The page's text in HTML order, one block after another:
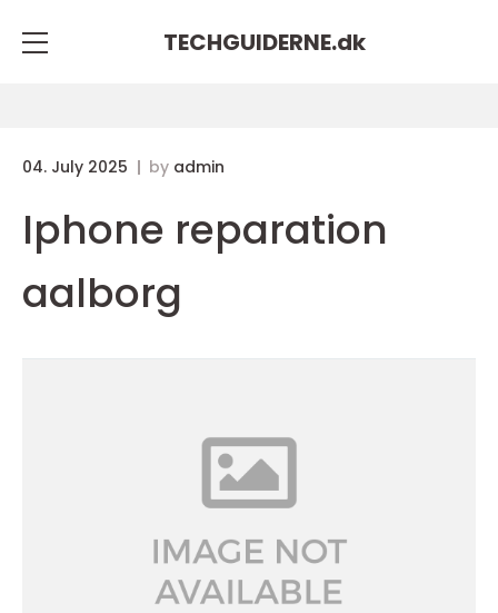
TECHGUIDERNE.dk
04. July 2025 by admin
Iphone reparation
aalborg